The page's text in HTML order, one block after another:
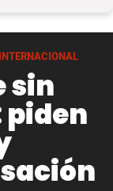
sin
piden